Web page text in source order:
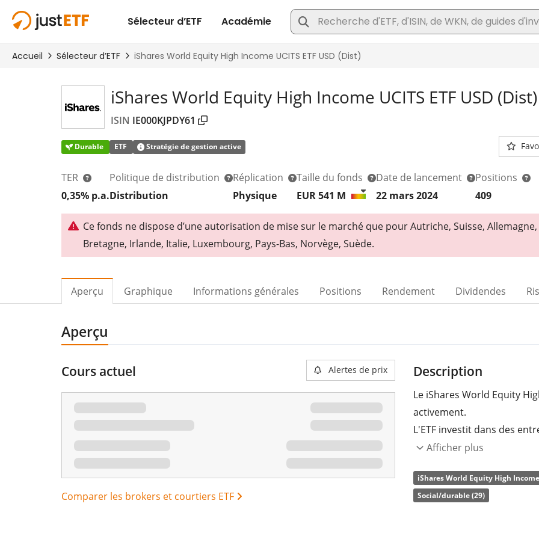
iShares World Equity High Income UCITS ETF USD (Dist)
ISIN IE000KJPDY61
Durable ETF Stratégie de gestion active
TER
0,35% p.a.
Politique de distribution
Distribution
Réplication
Physique
Taille du fonds
EUR 541 M
Date de lancement
22 mars 2024
Positions
409
Ce fonds ne dispose d’une autorisation de mise sur le marché que pour Autriche, Suisse,
Bretagne, Irlande, Italie, Luxembourg, Pays-Bas, Norvège, Suède.
Aperçu Graphique Informations générales Positions Rendement Dividendes
Aperçu
Cours actuel Alertes de prix
Comparer les brokers et courtiers ETF
Description
Le iShares World Equity
activement.
L'ETF investit dans des
entier. La sélection des
outre, l'ETF vise à générer
options d'achat et en
Afficher plus
iShares World Equity High
Social/durable (29)